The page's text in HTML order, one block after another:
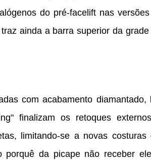
do pré-facelift nas
ainda a barra superior da
com acabamento
finalizam os retoques
limitando-se a novas
porquê da picape não receber